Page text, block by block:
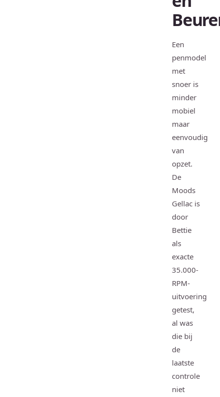
Een
penmodel
met
snoer is
minder
mobiel
maar
eenvoudig
van
opzet.
De
Moods
Gellac is
door
Bettie
als
exacte
35.000-
RPM-
uitvoering
getest,
al was
die bij
de
laatste
controle
niet